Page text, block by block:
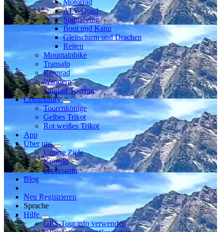
ATV-Quad
Sightseeing
Boot und Kanu
Gleitschirm und Drachen
Reiten
Mountainbike
Transalp
Rennrad
Wandern
Fahrrad Touring
Community
Tourenkönige
Gelbes Trikot
Rot weißes Trikot
App
Über uns
Unsere Ziele
Kontakt
Impressum
Blog
Neu Registrieren
Sprache
Hilfe
GPS-Tour.info verwenden